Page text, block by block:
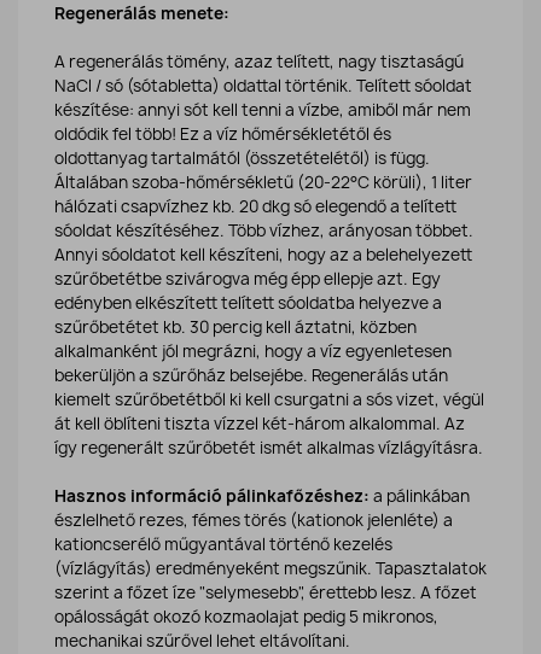
Regenerálás menete:
A regenerálás tömény, azaz telített, nagy tisztaságú
NaCl / só (sótabletta) oldattal történik. Telített sóoldat
készítése: annyi sót kell tenni a vízbe, amiből már nem
oldódik fel több! Ez a víz hőmérsékletétől és
oldottanyag tartalmától (összetételétől) is függ.
Általában szoba-hőmérsékletű (20-22°C körüli), 1 liter
hálózati csapvízhez kb. 20 dkg só elegendő a telített
sóoldat készítéséhez. Több vízhez, arányosan többet.
Annyi sóoldatot kell készíteni, hogy az a belehelyezett
szűrőbetétbe szivárogva még épp ellepje azt. Egy
edényben elkészített telített sóoldatba helyezve a
szűrőbetétet kb. 30 percig kell áztatni, közben
alkalmanként jól megrázni, hogy a víz egyenletesen
bekerüljön a szűrőház belsejébe. Regenerálás után
kiemelt szűrőbetétből ki kell csurgatni a sós vizet, végül
át kell öblíteni tiszta vízzel két-három alkalommal. Az
így regenerált szűrőbetét ismét alkalmas vízlágyításra.
Hasznos információ pálinkafőzéshez: a pálinkában
észlelhető rezes, fémes törés (kationok jelenléte) a
kationcserélő műgyantával történő kezelés
(vízlágyítás) eredményeként megszűnik. Tapasztalatok
szerint a főzet íze "selymesebb", érettebb lesz. A főzet
opálosságát okozó kozmaolajat pedig 5 mikronos,
mechanikai szűrővel lehet eltávolítani.